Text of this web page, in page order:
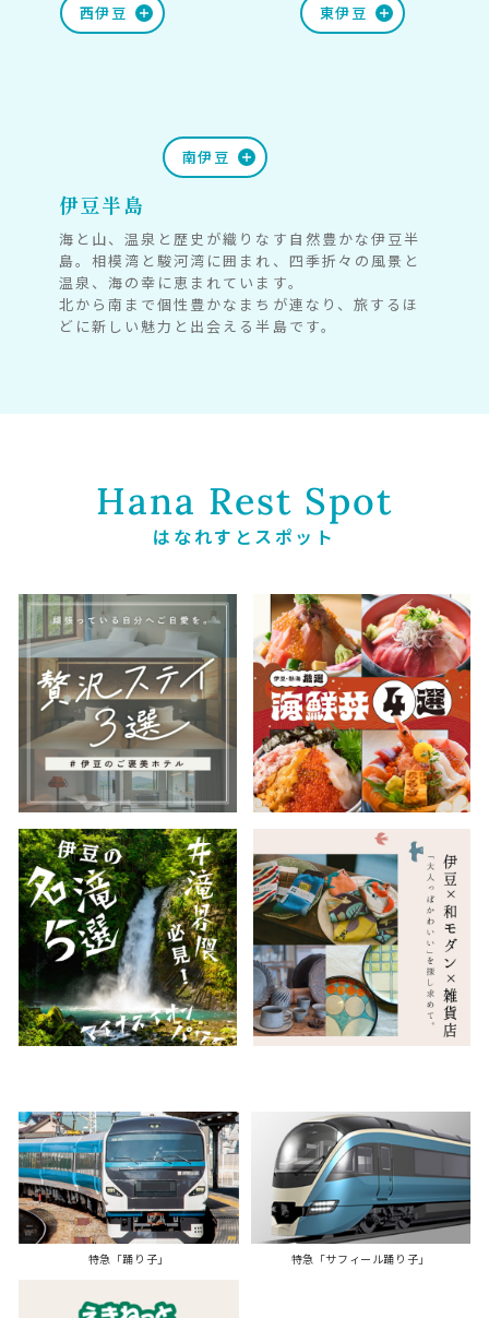
東伊豆
西伊豆
南伊豆
伊豆半島
海と山、温泉と歴史が織りなす自然豊かな伊豆半
島。相模湾と駿河湾に囲まれ、四季折々の風景と
温泉、海の幸に恵まれています。
北から南まで個性豊かなまちが連なり、旅するほ
どに新しい魅力と出会える半島です。
Hana Rest Spot
はなれすとスポット
特急「踊り子」 特急「サフィール踊り子」